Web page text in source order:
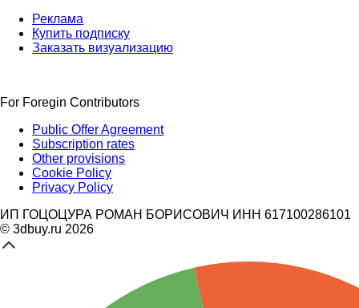
Реклама
Купить подписку
Заказать визуализацию
For Foregin Contributors
Public Offer Agreement
Subscription rates
Other provisions
Cookie Policy
Privacy Policy
ИП ГОЦОЦУРА РОМАН БОРИСОВИЧ ИНН 617100286101
© 3dbuy.ru 2026